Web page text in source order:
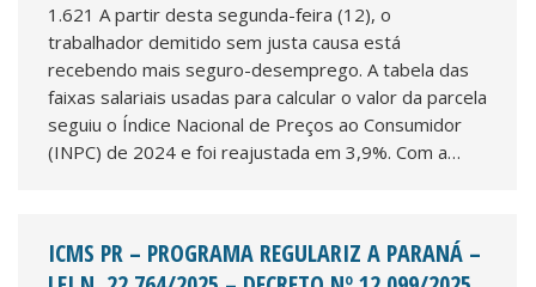
1.621 A partir desta segunda-feira (12), o
trabalhador demitido sem justa causa está
recebendo mais seguro-desemprego. A tabela das
faixas salariais usadas para calcular o valor da parcela
seguiu o Índice Nacional de Preços ao Consumidor
(INPC) de 2024 e foi reajustada em 3,9%. Com a…
ICMS PR – PROGRAMA REGULARIZ A PARANÁ –